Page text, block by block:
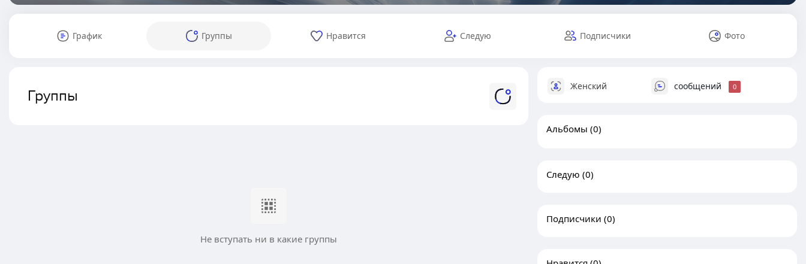
График Группы Нравится Следую Подписчики Фото
Группы
Не вступать ни в какие группы
Женский сообщений 0
Альбомы (0)
Следую (0)
Подписчики (0)